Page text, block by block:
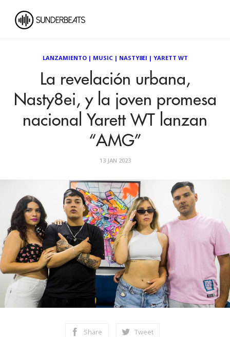
LANZAMIENTO| MUSIC| NASTY8EI | YARETT WT
La revelación urbana,
Nasty8ei, y la joven promesa
nacional Yarett WT lanzan
“AMG”
13 JAN 2023
Share Tweet